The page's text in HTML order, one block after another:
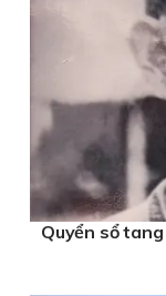
Quyển sổ